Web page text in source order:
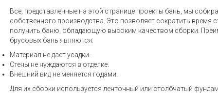
Все, представленные на этой странице проекты бань, мы
собственного производства. Это позволяет сократить время
получить баню, обладающую высоким качеством сборки.
брусовых бань являются:
Материал не дает усадки.
Стены не нуждаются в отделке.
Внешний вид не меняется годами.
Для их сборки используется ленточный или столбчатый